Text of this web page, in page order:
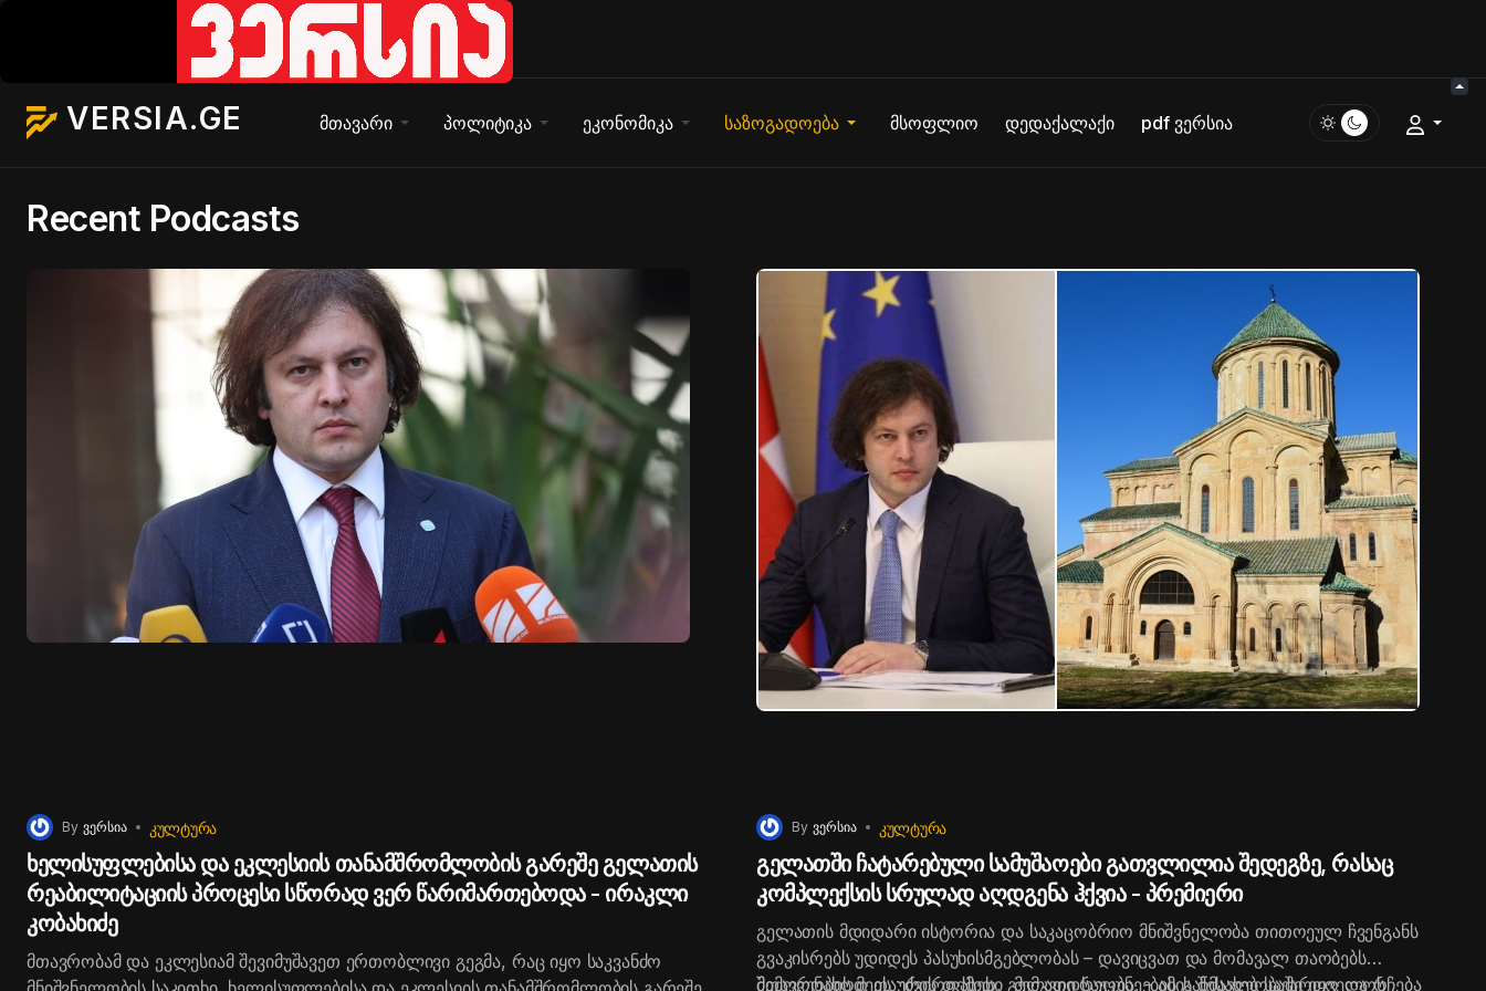
VERSIA.GE მთავარი პოლიტიკა ეკონომიკა საზოგადოება მსოფლიო დედაქალაქი pdf ვერსია
Recent Podcasts
By ვერსია ᲙᲣᲚᲢᲣᲠᲐ
ხელისუფლებისა და ეკლესიის თანამშრომლობის გარეშე გელათის
რეაბილიტაციის პროცესი სწორად ვერ წარიმართებოდა - ირაკლი
კობახიძე
მთავრობამ და ეკლესიამ შევიმუშავეთ ერთობლივი გეგმა, რაც იყო საკვანძო
By ვერსია ᲙᲣᲚᲢᲣᲠᲐ
გელათში ჩატარებული სამუშაოები გათვლილია შედეგზე, რასაც
კომპლექსის სრულად აღდგენა ჰქვია - პრემიერი
გელათის მდიდარი ისტორია და საკაცობრიო მნიშვნელობა თითოეულ ჩვენგანს
გვაკისრებს უდიდეს პასუხისმგებლობას – დავიცვათ და მომავალ თაობებს
შემოვუნახოთ ეს უძვირფასესი მემკვიდრეობა, - ამის შესახებ საქართველოს
მთავრობის მეთაურის თქმით, გელათი საუკუნეების განმავლობაში იყო და რჩება